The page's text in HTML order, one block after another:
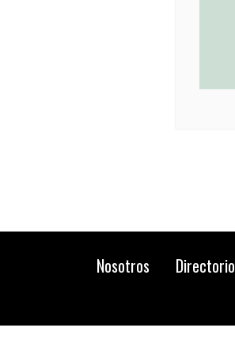
Nosotros Directorio